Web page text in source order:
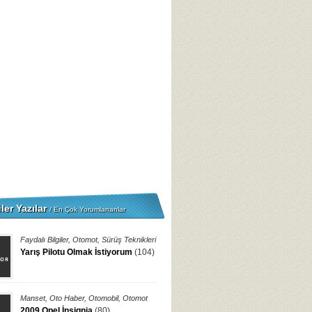
Yazılar/ En Çok Yorumlananlar
Faydalı Bilgiler, Otomot, Sürüş Teknikleri
Yarış Pilotu Olmak İstiyorum (104)
Manset, Oto Haber, Otomobil, Otomot